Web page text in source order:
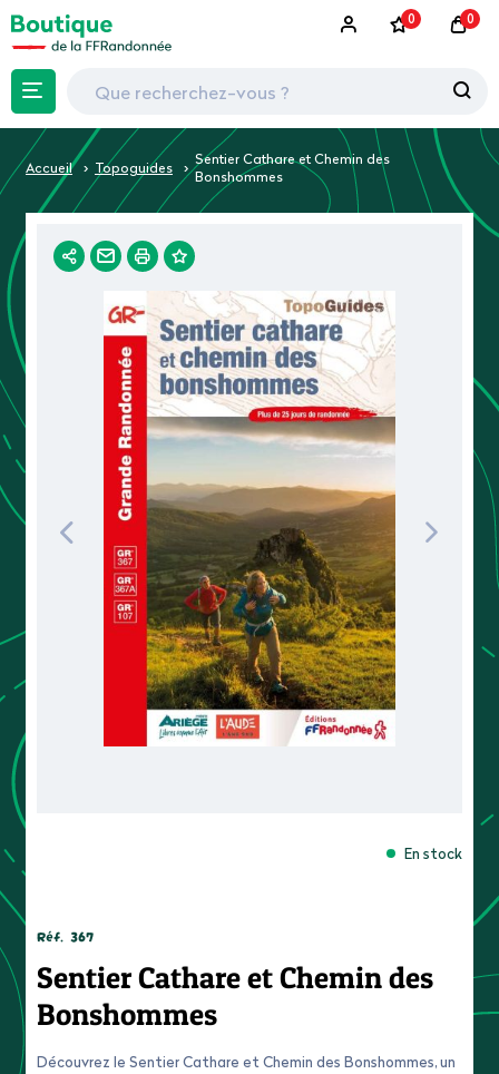
0 0
Accueil Topoguides
Sentier Cathare et Chemin des
Bonshommes
En stock
Réf. 367
Sentier Cathare et Chemin des
Bonshommes
Découvrez le Sentier Cathare et Chemin des Bonshommes, un